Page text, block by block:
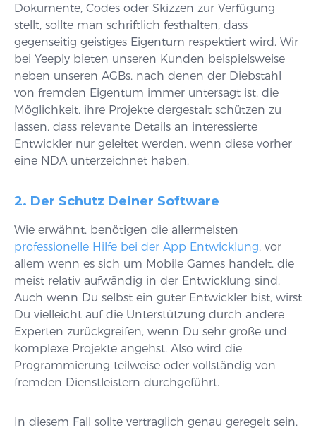
Dokumente, Codes oder Skizzen zur Verfügung
stellt, sollte man schriftlich festhalten, dass
gegenseitig geistiges Eigentum respektiert wird. Wir
bei Yeeply bieten unseren Kunden beispielsweise
neben unseren AGBs, nach denen der Diebstahl
von fremden Eigentum immer untersagt ist, die
Möglichkeit, ihre Projekte dergestalt schützen zu
lassen, dass relevante Details an interessierte
Entwickler nur geleitet werden, wenn diese vorher
eine NDA unterzeichnet haben.
2. Der Schutz Deiner Software
Wie erwähnt, benötigen die allermeisten
professionelle Hilfe bei der App Entwicklung, vor
allem wenn es sich um Mobile Games handelt, die
meist relativ aufwändig in der Entwicklung sind.
Auch wenn Du selbst ein guter Entwickler bist, wirst
Du vielleicht auf die Unterstützung durch andere
Experten zurückgreifen, wenn Du sehr große und
komplexe Projekte angehst. Also wird die
Programmierung teilweise oder vollständig von
fremden Dienstleistern durchgeführt.
In diesem Fall sollte vertraglich genau geregelt sein,